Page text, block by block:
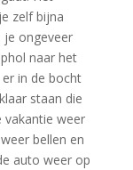
zelf bijna
je ongeveer
naar het
in de bocht
staan die
weer
bellen en
auto weer op